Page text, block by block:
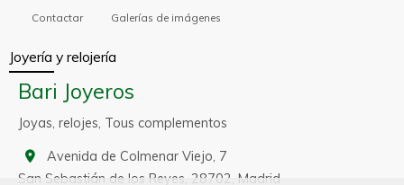
Contactar Galerías de imágenes
Joyería y relojería
Bari Joyeros
Joyas, relojes, Tous complementos
Avenida de Colmenar Viejo, 7
San Sebastián de los Reyes, 28702, Madrid